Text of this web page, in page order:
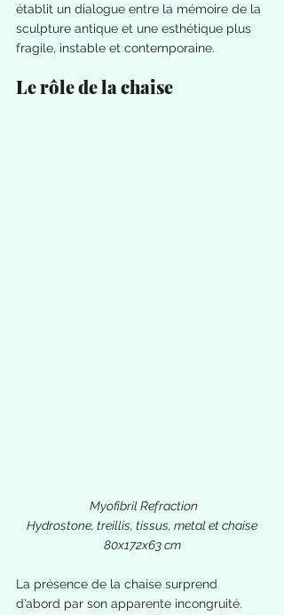
établit un dialogue entre la mémoire de la
sculpture antique et une esthétique plus
fragile, instable et contemporaine.
Le rôle de la chaise
Myofibril Refraction
Hydrostone, treillis, tissus, metal et chaise
80x172x63 cm
La présence de la chaise surprend
d’abord par son apparente incongruité.